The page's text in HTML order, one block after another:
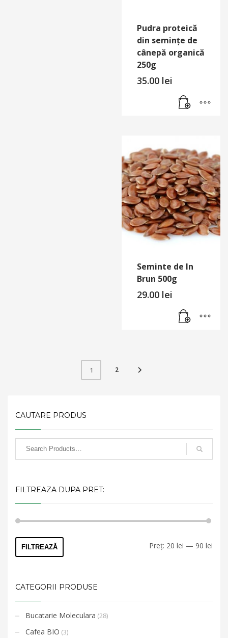
Pudra proteică
din semințe de
cânepă organică
250g
35.00 lei
Seminte de In
Brun 500g
29.00 lei
1 2
CAUTARE PRODUS
FILTREAZA DUPA PRET:
FILTREAZĂ Preț: 20 lei — 90 lei
CATEGORII PRODUSE
Bucatarie Moleculara (28)
Cafea BIO (3)